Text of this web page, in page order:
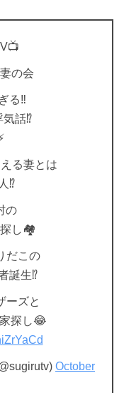
の会
る‼️
気話⁉️
る妻とは
⁉️
の
探し🏘
だこの
誕生⁉️
ーズと
探し😂
October